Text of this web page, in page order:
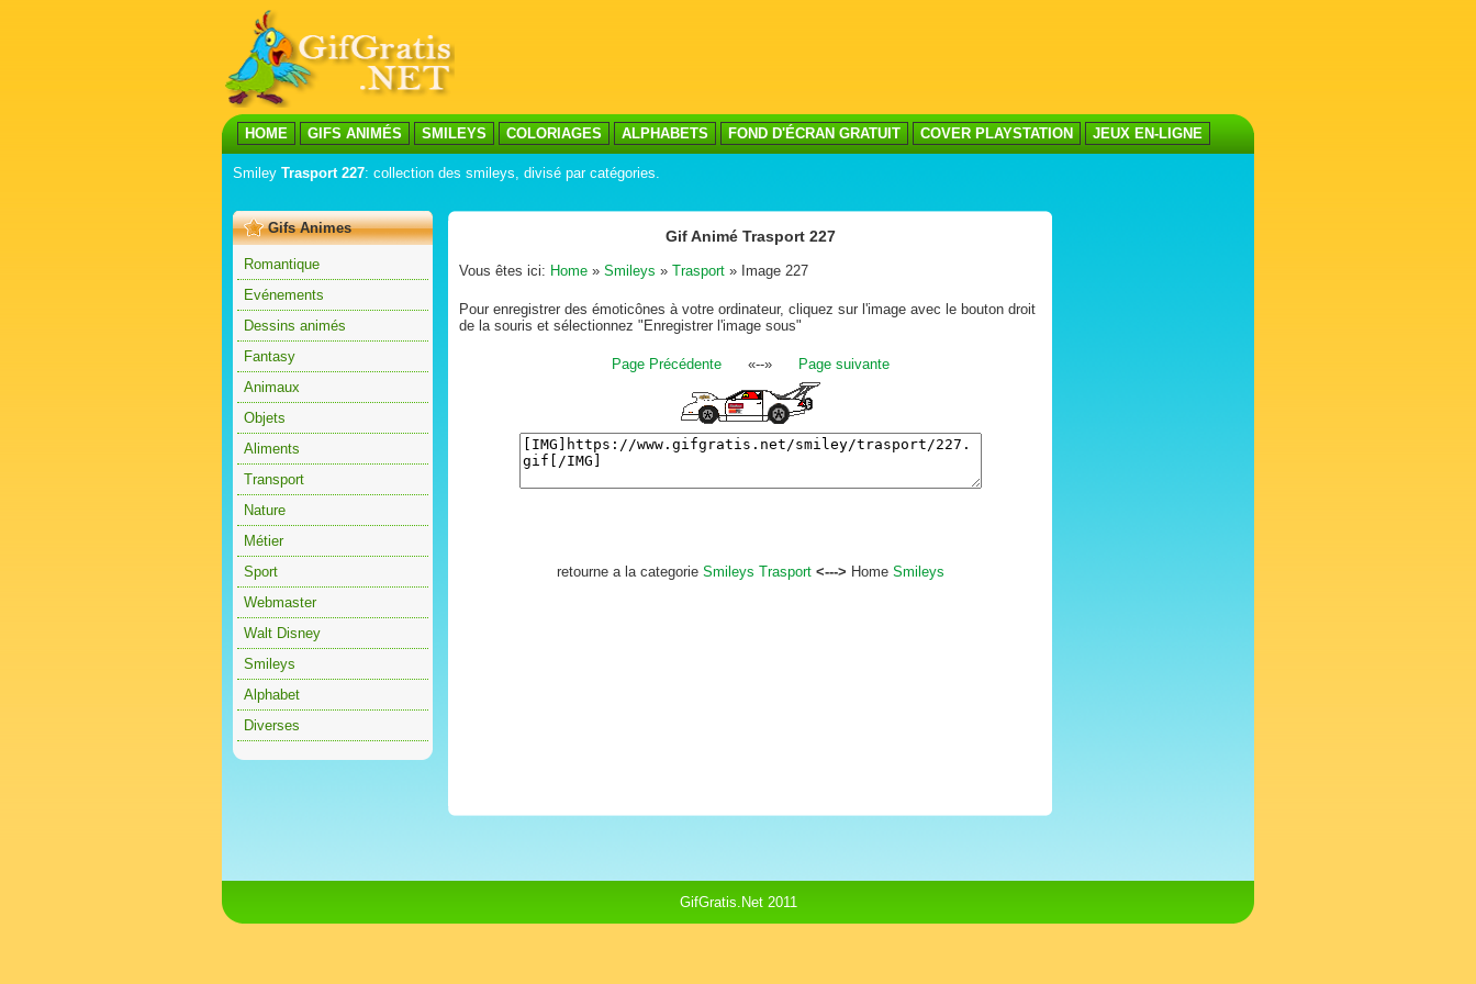
HOME GIFS ANIMÉS SMILEYS COLORIAGES ALPHABETS FOND D'ÉCRAN GRATUIT COVER PLAYSTATION JEUX EN-LIGNE
Smiley Trasport 227: collection des smileys, divisé par catégories.
Gifs Animes
Romantique
Evénements
Dessins animés
Fantasy
Animaux
Objets
Aliments
Transport
Nature
Métier
Sport
Webmaster
Walt Disney
Smileys
Alphabet
Diverses
Gif Animé Trasport 227
Vous êtes ici: Home » Smileys » Trasport » Image 227
Pour enregistrer des émoticônes à votre ordinateur, cliquez sur l'image avec le bouton droit
de la souris et sélectionnez "Enregistrer l'image sous"
Page Précédente«--» Page suivante
retourne a la categorie Smileys Trasport <---> Home Smileys
GifGratis.Net 2011